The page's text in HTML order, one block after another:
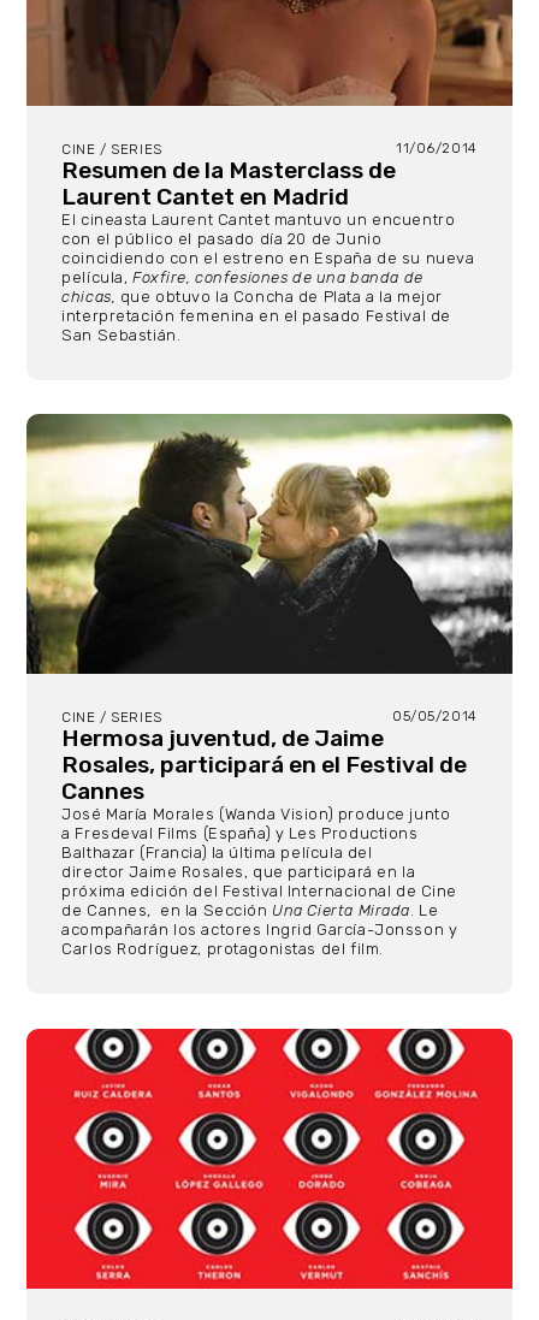
CINE / SERIES 11/06/2014
Resumen de la Masterclass de
Laurent Cantet en Madrid
El cineasta Laurent Cantet mantuvo un encuentro
con el público el pasado día 20 de Junio
coincidiendo con el estreno en España de su nueva
película, Foxfire, confesiones de una banda de
chicas, que obtuvo la Concha de Plata a la mejor
interpretación femenina en el pasado Festival de
San Sebastián.
CINE / SERIES 05/05/2014
Hermosa juventud, de Jaime
Rosales, participará en el Festival de
Cannes
José María Morales (Wanda Vision) produce junto
a Fresdeval Films (España) y Les Productions
Balthazar (Francia) la última película del
director Jaime Rosales, que participará en la
próxima edición del Festival Internacional de Cine
de Cannes, en la Sección Una Cierta Mirada. Le
acompañarán los actores Ingrid García-Jonsson y
Carlos Rodríguez, protagonistas del film.